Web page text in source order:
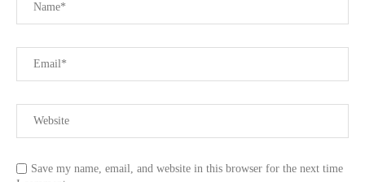
Save my name, email, and website in this browser for the next time